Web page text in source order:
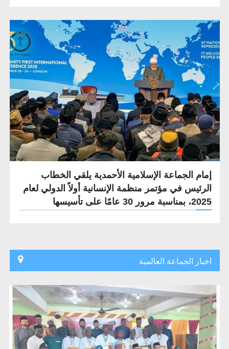
إمام الجماعة الإسلامية الأحمدية يلقي الخطاب
الرئيس في مؤتمر منظمة الإنسانية أولاً الدولي لعام
2025، بمناسبة مرور 30 ​​عامًا على تأسيسها
اخبار الجماعة العالمية